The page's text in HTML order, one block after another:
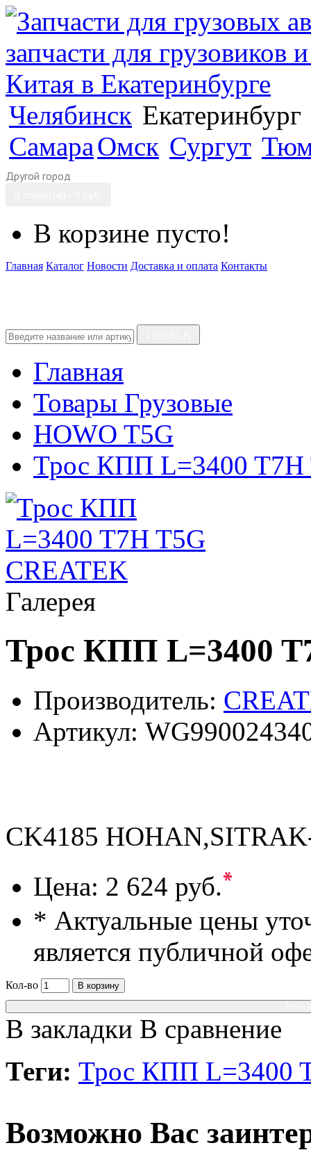
Челябинск Екатеринбург
СамараОмск Сургут
Другой город
В корзине пусто!
Главная Каталог Новости Доставка и оплата Контакты
Главная
Товары Грузовые
HOWO T5G
Трос КПП L=3400 T7H
Галерея
Трос КПП L=3400
Производитель:
Артикул:
CK4185
Цена: 2 624 руб.*
* Актуальные цены
является публичной
Кол-во
В корзину
В закладки В сравнение
Теги: Трос КПП L=3400
Возможно Вас